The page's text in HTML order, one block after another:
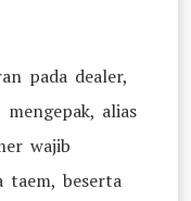
pada dealer,
alias
wajib
taem, beserta